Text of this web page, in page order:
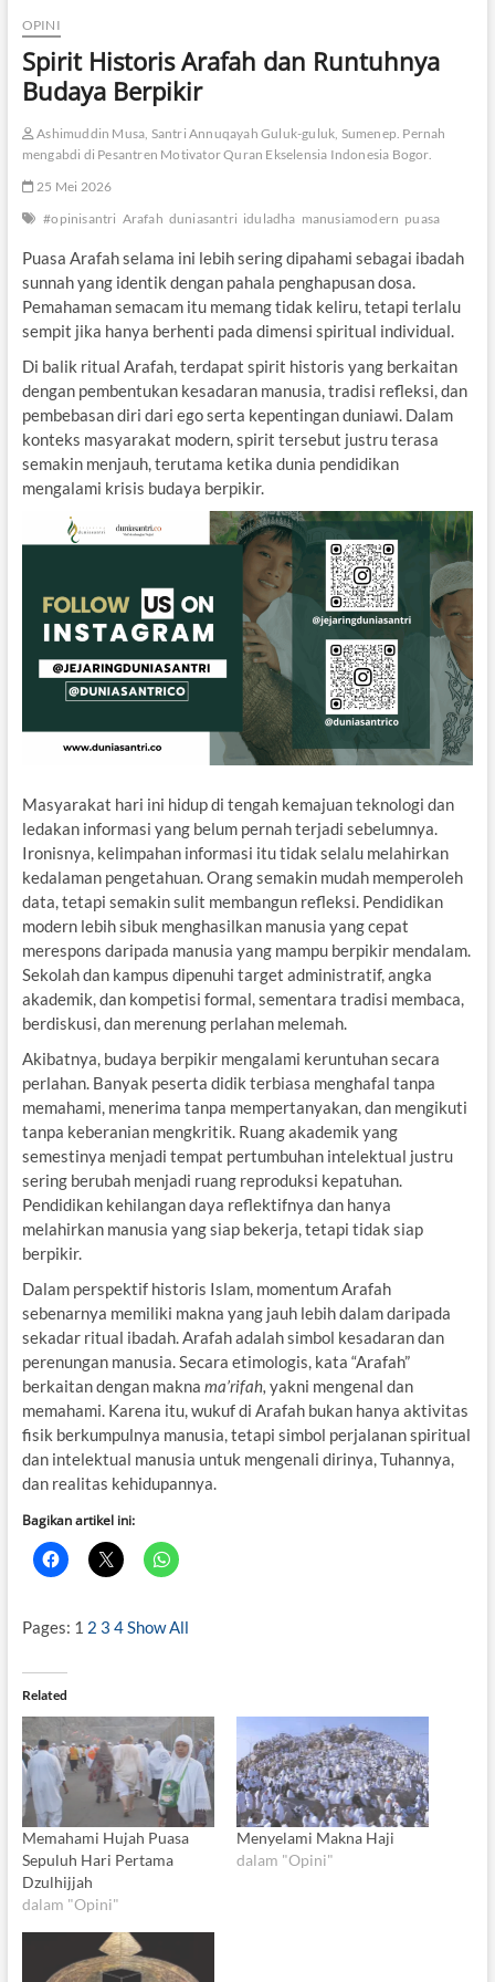
OPINI
Spirit Historis Arafah dan Runtuhnya
Budaya Berpikir
Ashimuddin Musa, Santri Annuqayah Guluk-guluk, Sumenep. Pernah
mengabdi di Pesantren Motivator Quran Ekselensia Indonesia Bogor.
25 Mei 2026
#opinisantri Arafah duniasantri iduladha manusiamodern puasa
Puasa Arafah selama ini lebih sering dipahami sebagai ibadah
sunnah yang identik dengan pahala penghapusan dosa.
Pemahaman semacam itu memang tidak keliru, tetapi terlalu
sempit jika hanya berhenti pada dimensi spiritual individual.
Di balik ritual Arafah, terdapat spirit historis yang berkaitan
dengan pembentukan kesadaran manusia, tradisi refleksi, dan
pembebasan diri dari ego serta kepentingan duniawi. Dalam
konteks masyarakat modern, spirit tersebut justru terasa
semakin menjauh, terutama ketika dunia pendidikan
mengalami krisis budaya berpikir.
Masyarakat hari ini hidup di tengah kemajuan teknologi dan
ledakan informasi yang belum pernah terjadi sebelumnya.
Ironisnya, kelimpahan informasi itu tidak selalu melahirkan
kedalaman pengetahuan. Orang semakin mudah memperoleh
data, tetapi semakin sulit membangun refleksi. Pendidikan
modern lebih sibuk menghasilkan manusia yang cepat
merespons daripada manusia yang mampu berpikir mendalam.
Sekolah dan kampus dipenuhi target administratif, angka
akademik, dan kompetisi formal, sementara tradisi membaca,
berdiskusi, dan merenung perlahan melemah.
Akibatnya, budaya berpikir mengalami keruntuhan secara
perlahan. Banyak peserta didik terbiasa menghafal tanpa
memahami, menerima tanpa mempertanyakan, dan mengikuti
tanpa keberanian mengkritik. Ruang akademik yang
semestinya menjadi tempat pertumbuhan intelektual justru
sering berubah menjadi ruang reproduksi kepatuhan.
Pendidikan kehilangan daya reflektifnya dan hanya
melahirkan manusia yang siap bekerja, tetapi tidak siap
berpikir.
Dalam perspektif historis Islam, momentum Arafah
sebenarnya memiliki makna yang jauh lebih dalam daripada
sekadar ritual ibadah. Arafah adalah simbol kesadaran dan
perenungan manusia. Secara etimologis, kata “Arafah”
berkaitan dengan makna ma’rifah, yakni mengenal dan
memahami. Karena itu, wukuf di Arafah bukan hanya aktivitas
fisik berkumpulnya manusia, tetapi simbol perjalanan spiritual
dan intelektual manusia untuk mengenali dirinya, Tuhannya,
dan realitas kehidupannya.
Bagikan artikel ini:
Pages: 1 2 3 4Show All
Related
Memahami Hujah Puasa
Sepuluh Hari Pertama
Dzulhijjah
dalam "Opini"
Menyelami Makna Haji
dalam "Opini"